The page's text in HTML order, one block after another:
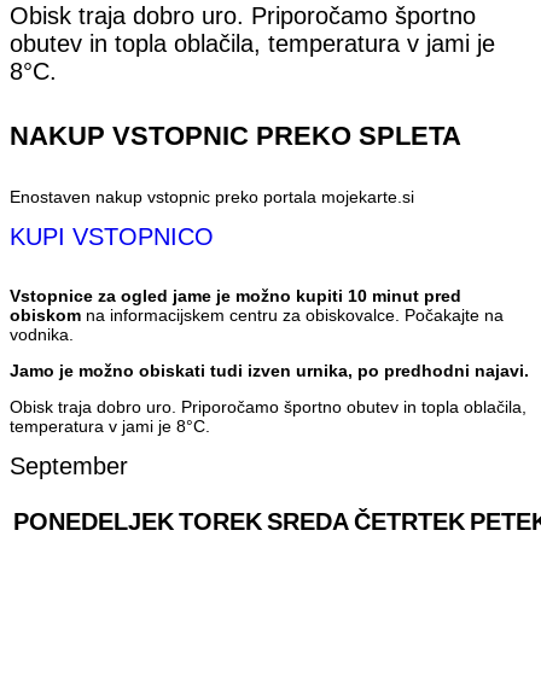
Obisk traja dobro uro. Priporočamo športno
obutev in topla oblačila, temperatura v jami je
8°C.
NAKUP VSTOPNIC PREKO SPLETA
Enostaven nakup vstopnic preko portala mojekarte.si
KUPI VSTOPNICO
Vstopnice za ogled jame je možno kupiti 10 minut pred
obiskom na informacijskem centru za obiskovalce. Počakajte na
vodnika.
Jamo je možno obiskati tudi izven urnika, po predhodni najavi.
Obisk traja dobro uro. Priporočamo športno obutev in topla oblačila,
temperatura v jami je 8°C.
September
PONEDELJEKTOREKSREDAČETRTEK